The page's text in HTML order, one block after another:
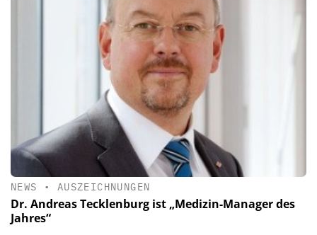
NEWS • AUSZEICHNUNGEN
Dr. Andreas Tecklenburg ist „Medizin-Manager des
Jahres“